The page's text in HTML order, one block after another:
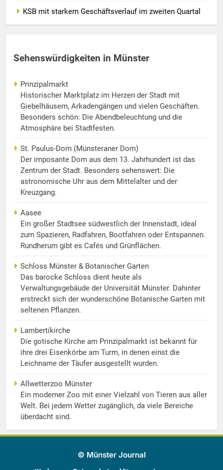
KSB mit starkem Geschäftsverlauf im zweiten Quartal
Sehenswürdigkeiten in Münster
Prinzipalmarkt
Historischer Marktplatz im Herzen der Stadt mit
Giebelhäusern, Arkadengängen und vielen Geschäften.
Besonders schön: Die Abendbeleuchtung und die
Atmosphäre bei Stadtfesten.
St. Paulus-Dom (Münsteraner Dom)
Der imposante Dom aus dem 13. Jahrhundert ist das
Zentrum der Stadt. Besonders sehenswert: Die
astronomische Uhr aus dem Mittelalter und der
Kreuzgang.
Aasee
Ein großer Stadtsee südwestlich der Innenstadt, ideal
zum Spazieren, Radfahren, Bootfahren oder Entspannen.
Rundherum gibt es Cafés und Grünflächen.
Schloss Münster & Botanischer Garten
Das barocke Schloss dient heute als
Verwaltungsgebäude der Universität Münster. Dahinter
erstreckt sich der wunderschöne Botanische Garten mit
seltenen Pflanzen.
Lambertikirche
Die gotische Kirche am Prinzipalmarkt ist bekannt für
ihre drei Eisenkörbe am Turm, in denen einst die
Leichname der Täufer ausgestellt wurden.
Allwetterzoo Münster
Ein moderner Zoo mit einer Vielzahl von Tieren aus aller
Welt. Bei jedem Wetter zugänglich, da viele Bereiche
überdacht sind.
© Münster Journal